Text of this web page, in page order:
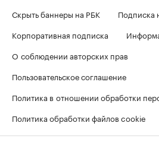
Скрыть баннеры на РБК
Подписка
Корпоративная подписка
О соблюдении авторских прав
Пользовательское соглашение
Политика в отношении обработки
Политика обработки файлов cookie